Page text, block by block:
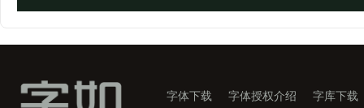
字体下载 字体授权介绍
字库下载